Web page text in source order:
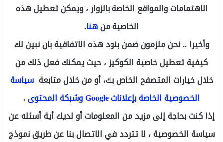
الاهتمامات والمواقع الخاصة بالزوار ، ويمكن تعطيل هذه
الخاصية منهنا.
وأخيرا .. نحن ملزمون ضمن بنود هذه الاتفاقية بان نبين لك
كيفية تعطيل خاصية الكوكيز ، حيث يمكنك فعل ذلك من
خلال خيارات المتصفح الخاص بك، أو من خلال متابعةسياسة
الخصوصية الخاصة بإعلانات Google وشبكة المحتوى
.
إذا كنت بحاجة إلى مزيد من المعلومات أو لديك أية أسئله عن
سياسة الخصوصية ، لا تتردد في الاتصال بنا عن طريق نموذج